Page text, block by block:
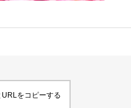
をコピーする